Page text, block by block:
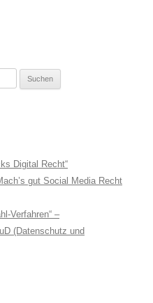
Digital Recht“
gut Social Media Recht
Verfahren“ –
(Datenschutz und